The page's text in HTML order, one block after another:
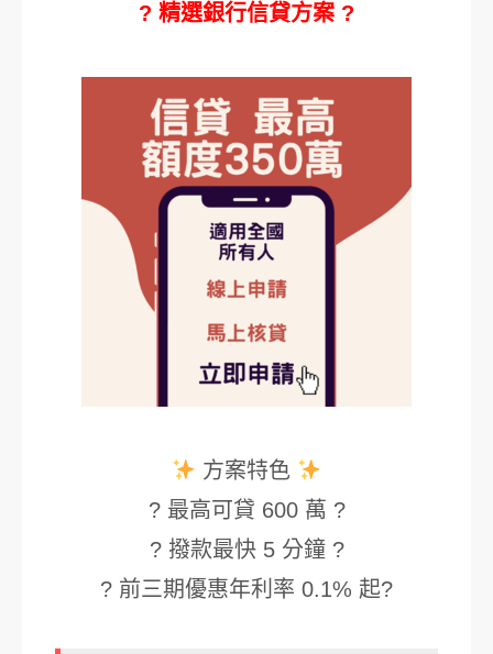
? 精選銀行信貸方案 ?
方案特色
? 最高可貸 600 萬 ?
? 撥款最快 5 分鐘 ?
? 前三期優惠年利率 0.1% 起?